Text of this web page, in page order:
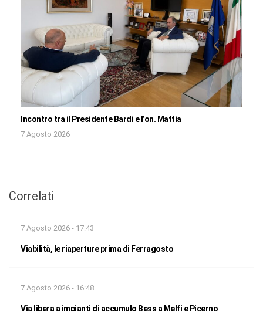
Incontro tra il Presidente Bardi e l’on. Mattia
7 Agosto 2026
Correlati
7 Agosto 2026 - 17:43
Viabilità, le riaperture prima di Ferragosto
7 Agosto 2026 - 16:48
Via libera a impianti di accumulo Bess a Melfi e Picerno